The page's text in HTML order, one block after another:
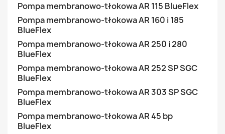
Pompa membranowo-tłokowa AR 115 BlueFlex
Pompa membranowo-tłokowa AR 160 i 185
BlueFlex
Pompa membranowo-tłokowa AR 250 i 280
BlueFlex
Pompa membranowo-tłokowa AR 252 SP SGC
BlueFlex
Pompa membranowo-tłokowa AR 303 SP SGC
BlueFlex
Pompa membranowo-tłokowa AR 45 bp
BlueFlex